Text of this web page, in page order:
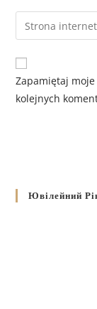
Zapamiętaj
kolejnych
Ювілейний